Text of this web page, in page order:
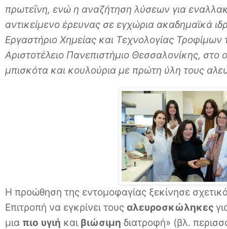
πρωτεΐνη, ενώ η αναζήτηση λύσεων για
αντικείμενο έρευνας σε εγχώρια ακαδημαϊκά
Εργαστήριο Χημείας και Τεχνολογίας
Αριστοτέλειο Πανεπιστήμιο Θεσσαλονίκης,
μπισκότα και κουλούρια με πρώτη ύλη τους
Η προώθηση της εντομοφαγίας ξεκίνησε
Επιτροπή να εγκρίνει τους αλευροσκώληκες
μια πιο υγιή και βιώσιμη διατροφή» (βλ.